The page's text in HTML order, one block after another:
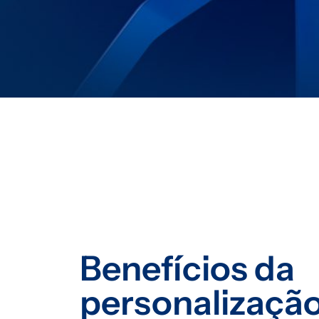
Benefícios da